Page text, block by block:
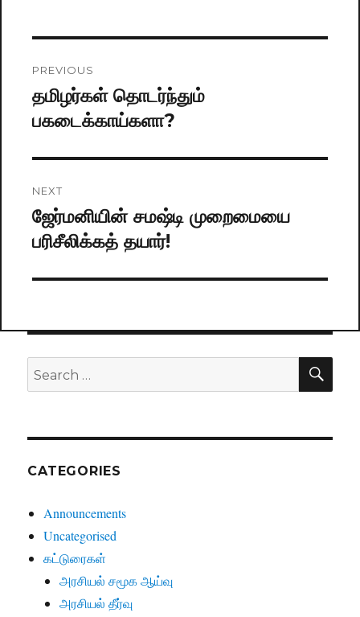
navigation
PREVIOUS
Previous
post:
தமிழர்கள் தொடர்ந்தும்
பகடைக்காய்களா?
NEXT
Next
post:
ஜேர்மனியின் சமஷ்டி முறைமையை
பரிசீலிக்கத் தயார்!
Search
for:
CATEGORIES
Announcements
Uncategorised
கட்டுரைகள்
அரசியல் சமூக ஆய்வு
அரசியல் தீர்வு